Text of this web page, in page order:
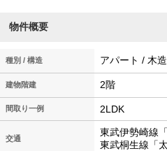
物件概要
種別 / 構造 アパート / 木造
建物階建 2階
間取り一例 2LDK
交通
東武伊勢崎線
東武桐生線「